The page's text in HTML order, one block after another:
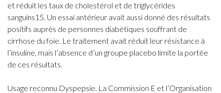
et réduit les taux de cholestérol et de triglycérides
sanguins15. Un essai antérieur avait aussi donné des résultats
positifs auprès de personnes diabétiques souffrant de
cirrhose du foie. Le traitement avait réduit leur résistance à
l’insuline, mais l’absence d’un groupe placebo limite la portée
de ces résultats.
Usage reconnu Dyspepsie. La Commission E et l’Organisation